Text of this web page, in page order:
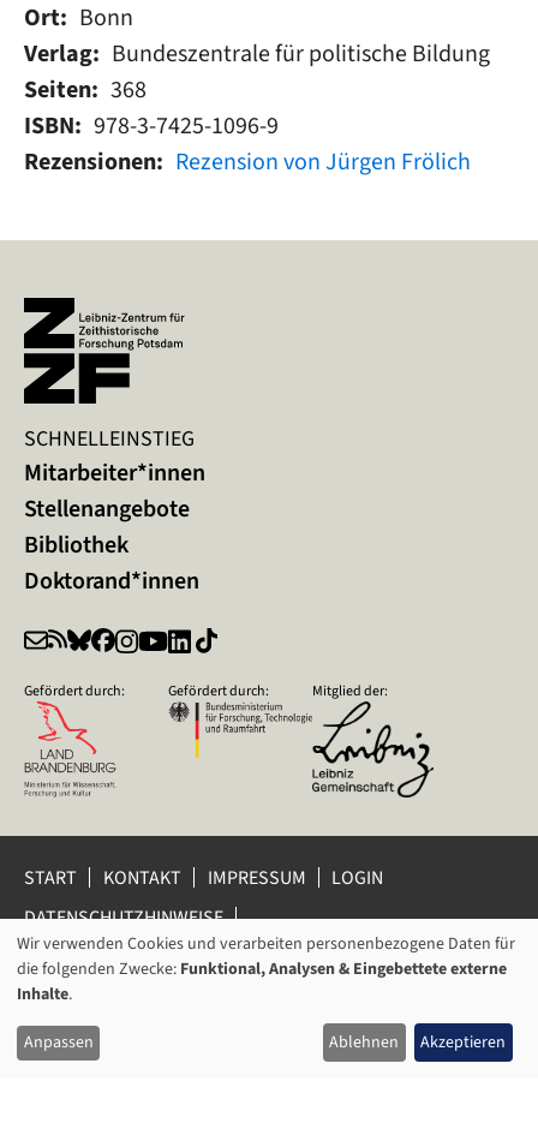
Ort
Bonn
Verlag
Bundeszentrale für politische Bildung
Seiten 368
ISBN
978-3-7425-1096-9
Rezensionen
Rezension von Jürgen Frölich
SCHNELLEINSTIEG
Mitarbeiter*innen
Stellenangebote
Bibliothek
Doktorand*innen
Gefördert durch: Gefördert durch: Mitglied der:
START KONTAKT IMPRESSUM
LOGIN
DATENSCHUTZHINWEISE
DATENSCHUTZ-EINSTELLUNGEN
HINWEISGEBERSCHUTZ
(ZZF) e.V.
VERWENDUNG
VON
PERSONENBEZOGENEN
DATEN
Wir verwenden Cookies und verarbeiten personenbezogene Daten für
die folgenden Zwecke: Funktional, Analysen & Eingebettete externe
Inhalte.
Anpassen Ablehnen Akzeptieren